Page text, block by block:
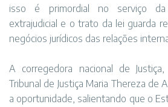
isso é primordial no serviço
extrajudicial e o trato da lei guarda
negócios jurídicos das relações
A corregedora nacional de
Tribunal de Justiça Maria Thereza de
a oportunidade, salientando que o